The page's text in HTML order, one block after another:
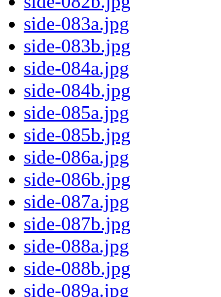
side-083a.jpg
side-083b.jpg
side-084a.jpg
side-084b.jpg
side-085a.jpg
side-085b.jpg
side-086a.jpg
side-086b.jpg
side-087a.jpg
side-087b.jpg
side-088a.jpg
side-088b.jpg
side-089a.jpg